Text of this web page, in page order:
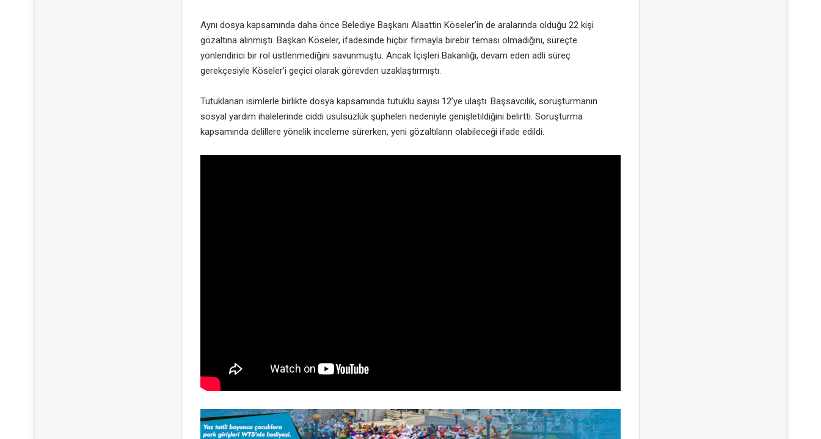
Aynı dosya kapsamında daha önce Belediye Başkanı Alaattin Köseler’in de aralarında olduğu 22 kişi
gözaltına alınmıştı. Başkan Köseler, ifadesinde hiçbir firmayla birebir teması olmadığını, süreçte
yönlendirici bir rol üstlenmediğini savunmuştu. Ancak İçişleri Bakanlığı, devam eden adli süreç
gerekçesiyle Köseler’i geçici olarak görevden uzaklaştırmıştı.
Tutuklanan isimlerle birlikte dosya kapsamında tutuklu sayısı 12’ye ulaştı. Başsavcılık, soruşturmanın
sosyal yardım ihalelerinde ciddi usulsüzlük şüpheleri nedeniyle genişletildiğini belirtti. Soruşturma
kapsamında delillere yönelik inceleme sürerken, yeni gözaltıların olabileceği ifade edildi.